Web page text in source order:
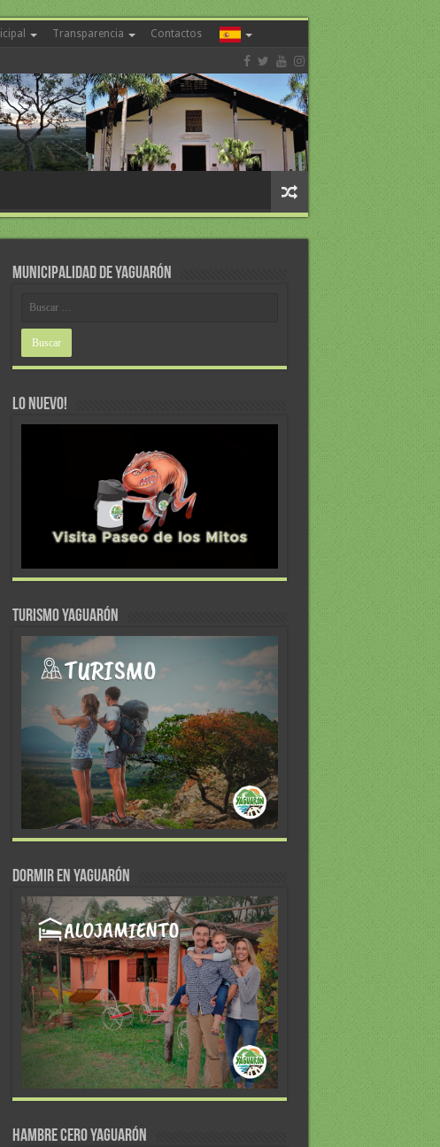
Transparencia Contactos
MUNICIPALIDAD DE YAGUARÓN
LO NUEVO!
TURISMO YAGUARÓN
DORMIR EN YAGUARÓN
Hambre Cero Yaguarón